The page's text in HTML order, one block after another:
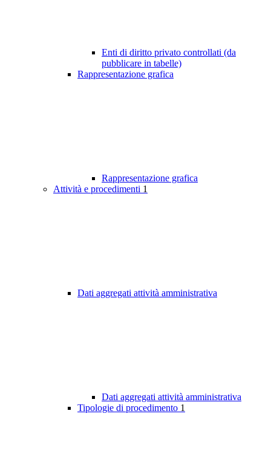
Enti di diritto privato controllati (da
pubblicare in tabelle)
Rappresentazione grafica
Rappresentazione grafica
Attività e procedimenti 1
Dati aggregati attività amministrativa
Dati aggregati attività amministrativa
Tipologie di procedimento 1